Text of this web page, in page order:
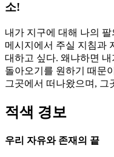
소!
내가 지구에 대해 나의
메시지에서 주실 지침과
대하고 싶다. 왜냐하면
돌아오기를 원하기 때문
그곳에서 떠나왔으며, 그
적색 경보
우리 자유와 존재의 끝